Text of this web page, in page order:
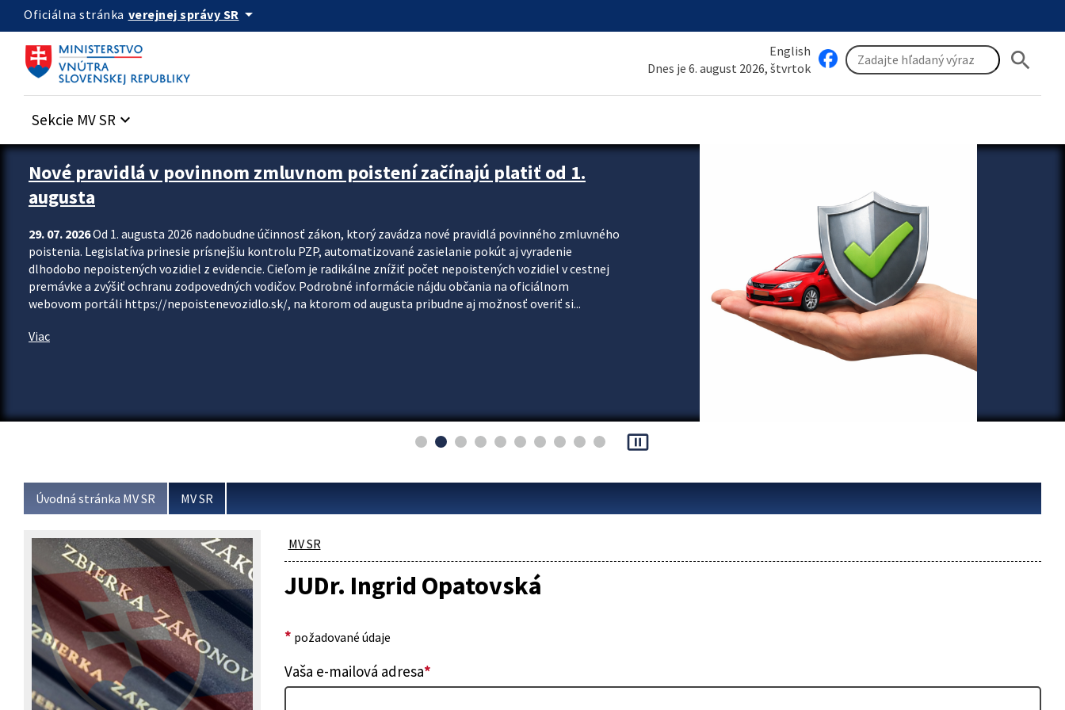
Preskocit na hlavný obsah
Oficiálna stránka verejnej správy SR arrow_drop_down
English
Dnes je 6. august 2026, štvrtok
search
Sekcie MV SR keyboard_arrow_down
Zastavit automatický posun upútavok
Nové pravidlá v povinnom zmluvnom poistení začínajú platiť od 1.
augusta
29. 07. 2026Od 1. augusta 2026 nadobudne účinnosť zákon, ktorý zavádza nové pravidlá povinného zmluvného
poistenia. Legislatíva prinesie prísnejšiu kontrolu PZP, automatizované zasielanie pokút aj vyradenie
dlhodobo nepoistených vozidiel z evidencie. Cieľom je radikálne znížiť počet nepoistených vozidiel v cestnej
premávke a zvýšiť ochranu zodpovedných vodičov. Podrobné informácie nájdu občania na oficiálnom
webovom portáli https://nepoistenevozidlo.sk/, na ktorom od augusta pribudne aj možnosť overiť si...
Viac
pause_presentation
Úvodná stránka MV SR MV SR
MV SR
JUDr. Ingrid Opatovská
* požadované údaje
Vaša e-mailová adresa*